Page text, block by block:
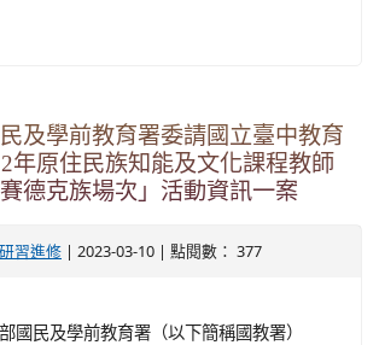
及學前教育署委請國立臺中教育
年原住民族知能及文化課程教師
德克族場次」活動資訊一案
研習進修 | 2023-03-10 | 點閱數： 377
國民及學前教育署（以下簡稱國教署）